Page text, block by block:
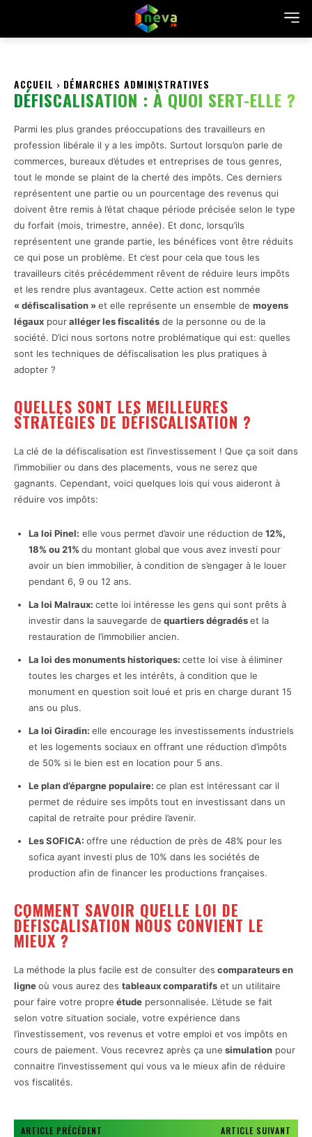
ACCUEIL DÉMARCHES ADMINISTRATIVES
DÉFISCALISATION : À QUOI SERT-ELLE ?
Parmi les plus grandes préoccupations des travailleurs en
profession libérale il y a les impôts. Surtout lorsqu’on parle de
commerces, bureaux d’études et entreprises de tous genres,
tout le monde se plaint de la cherté des impôts. Ces derniers
représentent une partie ou un pourcentage des revenus qui
doivent être remis à l’état chaque période précisée selon le type
du forfait (mois, trimestre, année). Et donc, lorsqu’ils
représentent une grande partie, les bénéfices vont être réduits
ce qui pose un problème. Et c’est pour cela que tous les
travailleurs cités précédemment rêvent de réduire leurs impôts
et les rendre plus avantageux. Cette action est nommée
« défiscalisation »et elle représente un ensemble de moyens
légaux pouralléger les fiscalités de la personne ou de la
société. D’ici nous sortons notre problématique qui est: quelles
sont les techniques de défiscalisation les plus pratiques à
adopter ?
QUELLES SONT LES MEILLEURES
STRATÉGIES DE DÉFISCALISATION ?
La clé de la défiscalisation est l’investissement ! Que ça soit dans
l’immobilier ou dans des placements, vous ne serez que
gagnants. Cependant, voici quelques lois qui vous aideront à
réduire vos impôts:
La loi Pinel: elle vous permet d’avoir une réduction de 12%,
18% ou 21% du montant global que vous avez investi pour
avoir un bien immobilier, à condition de s’engager à le louer
pendant 6, 9 ou 12 ans.
La loi Malraux: cette loi intéresse les gens qui sont prêts à
investir dans la sauvegarde de quartiers dégradéset la
restauration de l’immobilier ancien.
La loi des monuments historiques: cette loi vise à éliminer
toutes les charges et les intérêts, à condition que le
monument en question soit loué et pris en charge durant 15
ans ou plus.
La loi Giradin: elle encourage les investissements industriels
et les logements sociaux en offrant une réduction d’impôts
de 50% si le bien est en location pour 5 ans.
Le plan d’épargne populaire: ce plan est intéressant car il
permet de réduire ses impôts tout en investissant dans un
capital de retraite pour prédire l’avenir.
Les SOFICA: offre une réduction de près de 48% pour les
sofica ayant investi plus de 10% dans les sociétés de
production afin de financer les productions françaises.
COMMENT SAVOIR QUELLE LOI DE
DÉFISCALISATION NOUS CONVIENT LE
MIEUX ?
La méthode la plus facile est de consulter des comparateurs en
ligneoù vous aurez des tableaux comparatifs et un utilitaire
pour faire votre propre étude personnalisée. L’étude se fait
selon votre situation sociale, votre expérience dans
l’investissement, vos revenus et votre emploi et vos impôts en
cours de paiement. Vous recevrez après ça une simulation pour
connaitre l’investissement qui vous va le mieux afin de réduire
vos fiscalités.
ARTICLE PRÉCÉDENT ARTICLE SUIVANT